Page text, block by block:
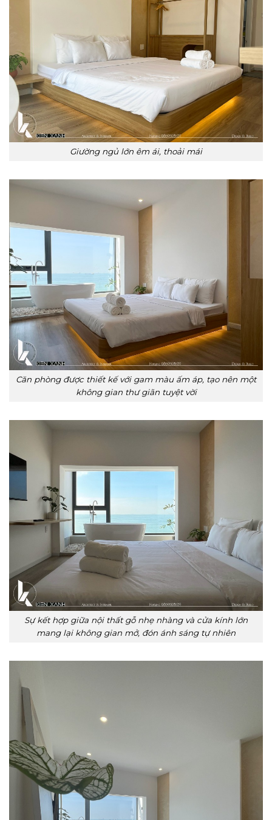
Giường ngủ lớn êm ái, thoải mái
Căn phòng được thiết kế với gam màu ấm áp, tạo nên một
không gian thư giãn tuyệt vời
Sự kết hợp giữa nội thất gỗ nhẹ nhàng và cửa kính lớn
mang lại không gian mở, đón ánh sáng tự nhiên